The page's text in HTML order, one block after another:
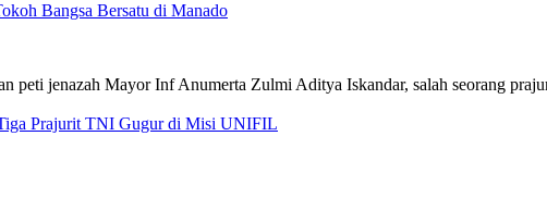
Bangsa Bersatu di Manado
Prajurit TNI Gugur di Misi UNIFIL